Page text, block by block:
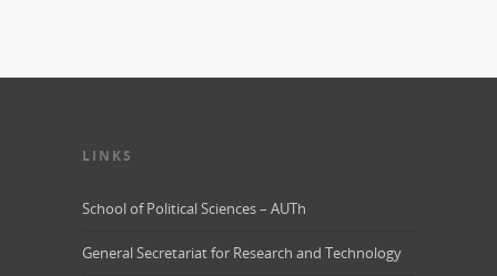
LINKS
School of Political Sciences – AUTh
General Secretariat for Research and Technology